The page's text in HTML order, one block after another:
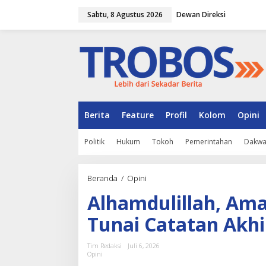
Sabtu, 8 Agustus 2026 Dewan Direksi
Berita Feature Profil Kolom Opini
Politik Hukum Tokoh Pemerintahan
Beranda / Opini
h
a
m
d
u
Alhamdulillah,
Tunai Catatan
Tim Redaksi
Juli 6, 2026
Opini